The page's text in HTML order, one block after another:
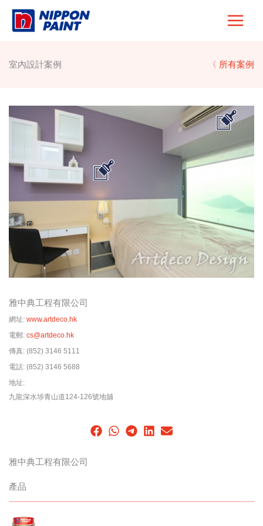
Skip
室內設計案例 〈 所有案例
雅中典工程有限公司
網址: www.artdeco.hk
電郵: cs@artdeco.hk
傳真: (852) 3146 5111
電話: (852) 3146 5688
地址:
九龍深水埗青山道124-126號地舖
雅中典工程有限公司
產品